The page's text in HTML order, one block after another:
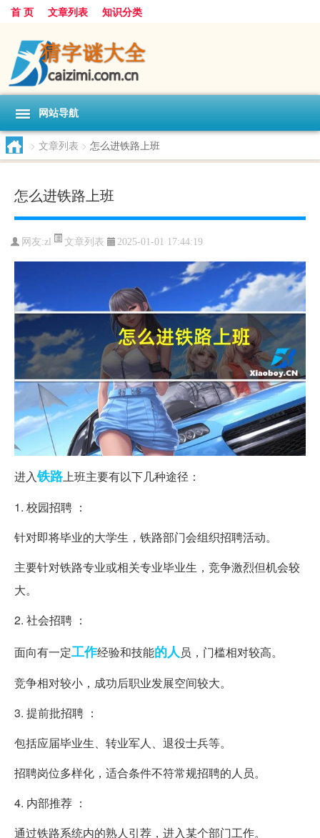
首 页 文章列表 知识分类
网站导航
> 文章列表 > 怎么进铁路上班
怎么进铁路上班
网友:zl 文章列表 2025-01-01 17:44:19
进入铁路上班主要有以下几种途径：
1. 校园招聘 ：
针对即将毕业的大学生，铁路部门会组织招聘活动。
主要针对铁路专业或相关专业毕业生，竞争激烈但机会较
大。
2. 社会招聘 ：
面向有一定工作经验和技能的人员，门槛相对较高。
竞争相对较小，成功后职业发展空间较大。
3. 提前批招聘 ：
包括应届毕业生、转业军人、退役士兵等。
招聘岗位多样化，适合条件不符常规招聘的人员。
4. 内部推荐 ：
通过铁路系统内的熟人引荐，进入某个部门工作。